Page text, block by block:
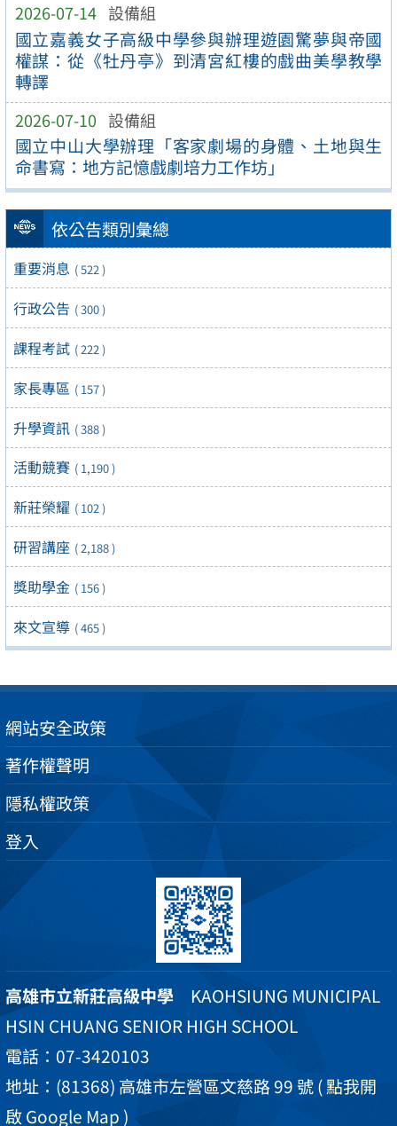
2026-07-14 設備組
國立嘉義女子高級中學參與辦理遊園驚夢與帝國
權謀：從《牡丹亭》到清宮紅樓的戲曲美學教學
轉譯
2026-07-10 設備組
國立中山大學辦理「客家劇場的身體、土地與生
命書寫：地方記憶戲劇培力工作坊」
依公告類別彙總
重要消息 ( 522 )
行政公告 ( 300 )
課程考試 ( 222 )
家長專區 ( 157 )
升學資訊 ( 388 )
活動競賽 ( 1,190 )
新莊榮耀 ( 102 )
研習講座 ( 2,188 )
獎助學金 ( 156 )
來文宣導 ( 465 )
網站安全政策
著作權聲明
隱私權政策
登入
高雄市立新莊高級中學 KAOHSIUNG MUNICIPAL
HSIN CHUANG SENIOR HIGH SCHOOL
電話：07-3420103
地址：(81368) 高雄市左營區文慈路 99 號( 點我開
啟 Google Map )